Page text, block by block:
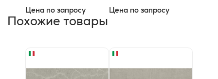
Цена по запросу Цена по запросу
Похожие товары